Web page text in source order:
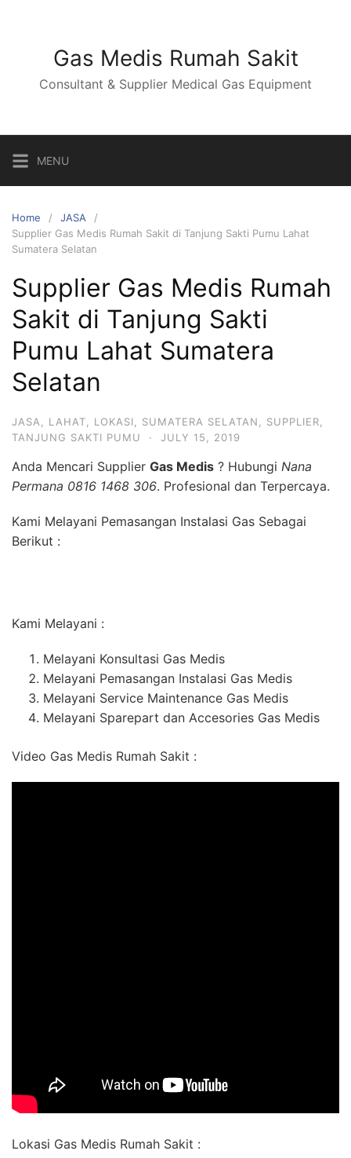
Gas Medis Rumah Sakit
Consultant & Supplier Medical Gas Equipment
MENU
Home
JASA
Supplier Gas Medis Rumah Sakit di Tanjung Sakti Pumu Lahat
Sumatera Selatan
Supplier Gas Medis Rumah
Sakit di Tanjung Sakti
Pumu Lahat Sumatera
Selatan
JASA LAHAT LOKASI SUMATERA SELATAN SUPPLIER
TANJUNG SAKTI PUMU
· JULY 15, 2019
Anda Mencari Supplier Gas Medis ? Hubungi Nana
Permana 0816 1468 306. Profesional dan Terpercaya.
Kami Melayani Pemasangan Instalasi Gas Sebagai
Berikut :
Kami Melayani :
Melayani Konsultasi Gas Medis
Melayani Pemasangan Instalasi Gas Medis
Melayani Service Maintenance Gas Medis
Melayani Sparepart dan Accesories Gas Medis
Video Gas Medis Rumah Sakit :
Lokasi Gas Medis Rumah Sakit :